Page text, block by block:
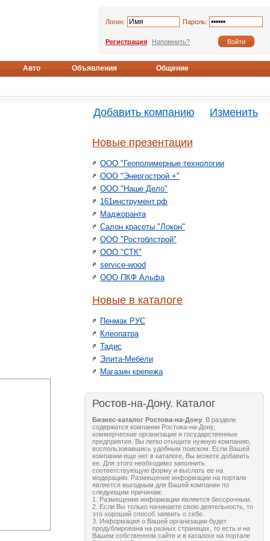
Логин: Пароль:
Регистрация Напомнить?
Авто Объявления Общение
Добавить компанию Изменить
Новые презентации
ООО "Геополимерные технологии
ООО "Энергострой +"
ООО "Наше Дело"
161инструмент.рф
Маджоранта
Салон красоты "Локон"
ООО "Ростоблстрой"
ООО "СТК"
service-wood
ООО ПКФ Альфа
Новые в каталоге
Пенмак РУС
Клеопатра
Тадис
Элита-Мебели
Магазин крепежа
Ростов-на-Дону. Каталог
Бизнес-каталог Ростова-на-Дону . В разделе
содержатся компании Ростова-на-Дону,
коммерческие организации и государственные
предприятия. Вы легко отыщите нужную компанию,
воспользовавшись удобным поиском. Если Вашей
компании еще нет в каталоге, Вы можете добавить
ее. Для этого необходимо заполнить
соответствующую форму и выслать ее на
модерацию. Размещение информации на портале
является выгодным для Вашей компании по
следующим причинам:
1. Размещение информации является бессрочным.
2. Если Вы только начинаете свою деятельность, то
это хороший способ заявить о себе.
3. Информация о Вашей организации будет
продублирована на разных страницах, то есть и на
Вашем собственном сайте и в каталоге на портале